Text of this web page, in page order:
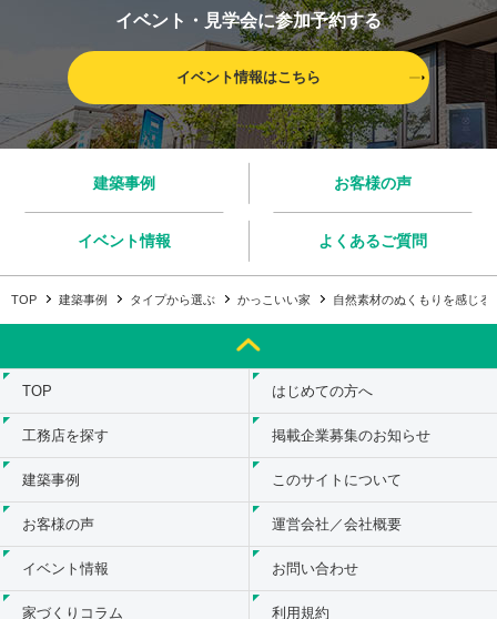
イベント・見学会に参加予約する
イベント情報はこちら
建築事例 お客様の声
イベント情報 よくあるご質問
TOP 建築事例 タイプから選ぶ かっこいい家 自然素材のぬくもりを感じる
TOP
工務店を探す
建築事例
お客様の声
イベント情報
家づくりコラム
はじめての方へ
掲載企業募集のお知らせ
このサイトについて
運営会社／会社概要
お問い合わせ
利用規約